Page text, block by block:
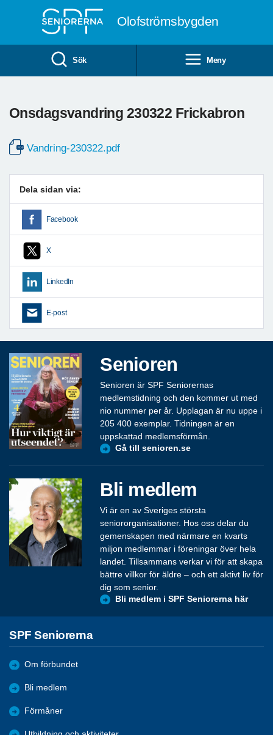
Olofströmsbygden
Sök Meny
Onsdagsvandring 230322 Frickabron
Vandring-230322.pdf
Dela sidan via:
Facebook
X
LinkedIn
E-post
Senioren
Senioren är SPF Seniorernas
medlemstidning och den kommer ut med
nio nummer per år. Upplagan är nu uppe i
205 400 exemplar. Tidningen är en
uppskattad medlemsförmån.
Gå till senioren.se
Bli medlem
Vi är en av Sveriges största
seniororganisationer. Hos oss delar du
gemenskapen med närmare en kvarts
miljon medlemmar i föreningar över hela
landet. Tillsammans verkar vi för att skapa
bättre villkor för äldre – och ett aktivt liv för
dig som senior.
Bli medlem i SPF Seniorerna här
SPF Seniorerna
Om förbundet
Bli medlem
Förmåner